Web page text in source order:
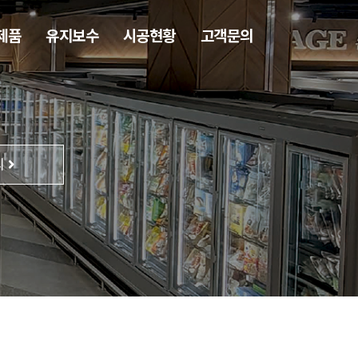
품 유지보수 시공현황 고객문의